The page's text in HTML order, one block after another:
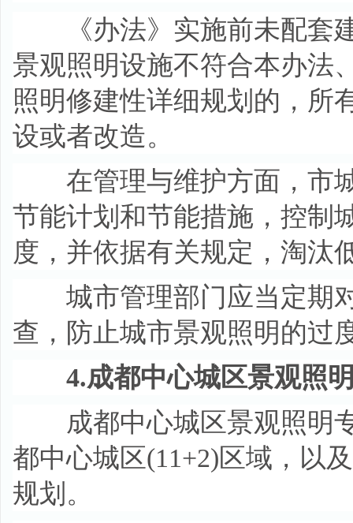
《办法》实施前未配套建
景观照明设施不符合本办法
照明修建性详细规划的，所
设或者改造。
在管理与维护方面，市城
节能计划和节能措施，控制
度，并依据有关规定，淘汰
城市管理部门应当定期对
查，防止城市景观照明的过
4.成都中心城区景观照
成都中心城区景观照明专
都中心城区(11+2)区域，以
规划。